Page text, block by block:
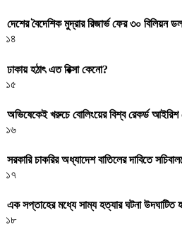
দেশের বৈদেশিক মুদ্রার রিজার্ভ ফের ৩০ বিলিয়ন
১৪
ঢাকায় হঠাৎ এত রিক্সা কেনো?
১৫
অভিষেকেই খরুচে বোলিংয়ের বিশ্ব রেকর্ড আইরিশ
১৬
সরকারি চাকরির অধ্যাদেশ বাতিলের দাবিতে
১৭
এক সপ্তাহের মধ্যে সাম্য হত্যার ঘটনা উদঘাটিত
১৮